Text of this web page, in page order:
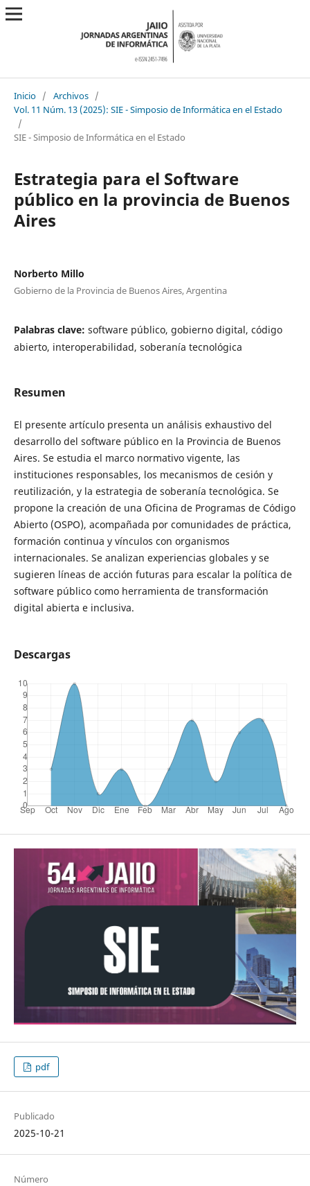
Inicio / Archivos /
Vol. 11 Núm. 13 (2025): SIE - Simposio de Informática en el Estado
/
SIE - Simposio de Informática en el Estado
Estrategia para el Software
público en la provincia de Buenos
Aires
Norberto Millo
Gobierno de la Provincia de Buenos Aires, Argentina
Palabras clave: software público, gobierno digital, código
abierto, interoperabilidad, soberanía tecnológica
Resumen
El presente artículo presenta un análisis exhaustivo del
desarrollo del software público en la Provincia de Buenos
Aires. Se estudia el marco normativo vigente, las
instituciones responsables, los mecanismos de cesión y
reutilización, y la estrategia de soberanía tecnológica. Se
propone la creación de una Oficina de Programas de Código
Abierto (OSPO), acompañada por comunidades de práctica,
formación continua y vínculos con organismos
internacionales. Se analizan experiencias globales y se
sugieren líneas de acción futuras para escalar la política de
software público como herramienta de transformación
digital abierta e inclusiva.
Descargas
pdf
Publicado
2025-10-21
Número